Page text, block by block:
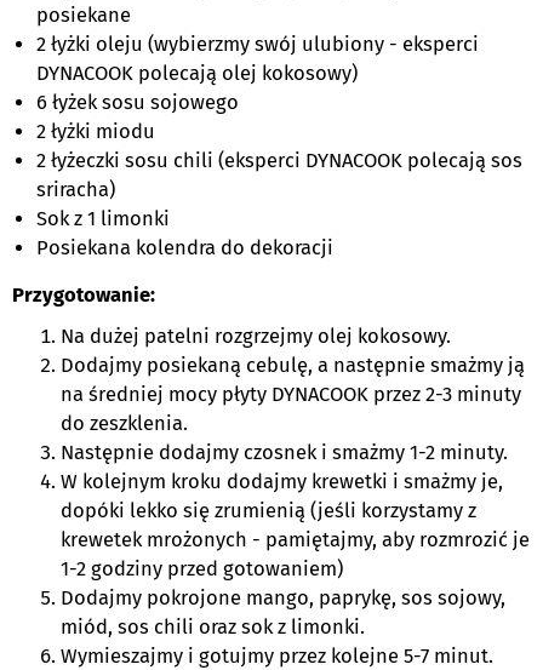
posiekane
2 łyżki oleju (wybierzmy swój ulubiony - eksperci
DYNACOOK polecają olej kokosowy)
6 łyżek sosu sojowego
2 łyżki miodu
2 łyżeczki sosu chili (eksperci DYNACOOK polecają sos
sriracha)
Sok z 1 limonki
Posiekana kolendra do dekoracji
Przygotowanie:
Na dużej patelni rozgrzejmy olej kokosowy.
Dodajmy posiekaną cebulę, a następnie smażmy ją
na średniej mocy płyty DYNACOOK przez 2-3 minuty
do zeszklenia.
Następnie dodajmy czosnek i smażmy 1-2 minuty.
W kolejnym kroku dodajmy krewetki i smażmy je,
dopóki lekko się zrumienią (jeśli korzystamy z
krewetek mrożonych - pamiętajmy, aby rozmrozić je
1-2 godziny przed gotowaniem)
Dodajmy pokrojone mango, paprykę, sos sojowy,
miód, sos chili oraz sok z limonki.
Wymieszajmy i gotujmy przez kolejne 5-7 minut.